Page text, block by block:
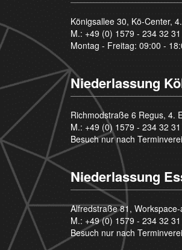
Königsallee 30, Kö-Center,
M.: +49 (0) 1579 - 234 32 31
Montag - Freitag: 09:00 -
Niederlassung
Richmodstraße 6 Regus, 4.
M.: +49 (0) 1579 - 234 32 31
Besuch nur nach
Niederlassung
Alfredstraße 81,
M.: +49 (0) 1579 - 234 32 31
Besuch nur nach